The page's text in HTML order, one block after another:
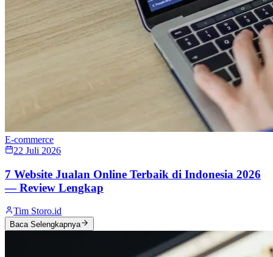
E-commerce
22 Juli 2026
7 Website Jualan Online Terbaik di Indonesia 2026
— Review Lengkap
Tim Storo.id
Baca Selengkapnya